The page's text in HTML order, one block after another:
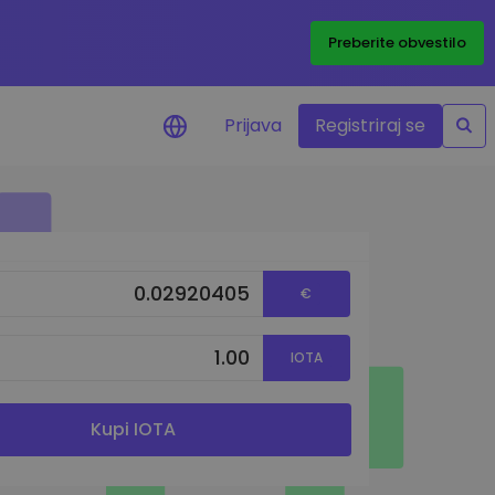
Preberite obvestilo
za optimalno
Prijava Registriraj se
€
IOTA
Kupi IOTA